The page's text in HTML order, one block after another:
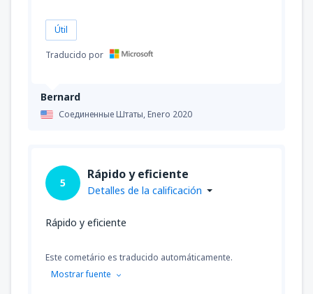
Bernard
Соединенные Штаты,Enero 2020
Útil
Traducido por
5
Rápido y eficiente
Detalles de la calificación
Rápido y eficiente
Este cometário es traducido automáticamente.
Mostrar fuente